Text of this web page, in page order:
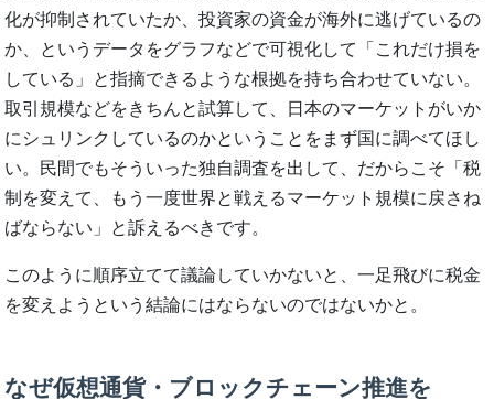
化が抑制されていたか、投資家の資金が海外に逃げているの
か、というデータをグラフなどで可視化して「これだけ損を
している」と指摘できるような根拠を持ち合わせていない。
取引規模などをきちんと試算して、日本のマーケットがいか
にシュリンクしているのかということをまず国に調べてほし
い。民間でもそういった独自調査を出して、だからこそ「税
制を変えて、もう一度世界と戦えるマーケット規模に戻さね
ばならない」と訴えるべきです。
このように順序立てて議論していかないと、一足飛びに税金
を変えようという結論にはならないのではないかと。
なぜ仮想通貨・ブロックチェーン推進を